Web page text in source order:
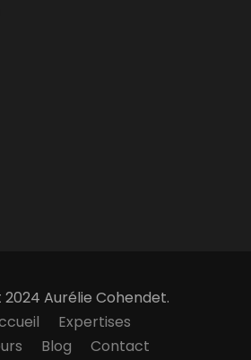
Aurélie Cohendet.
Expertises
Blog Contact